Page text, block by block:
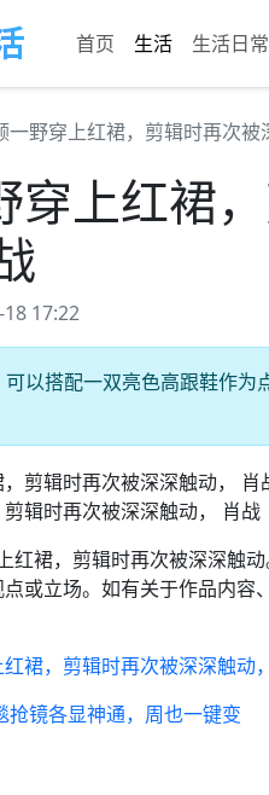
首页 生活 生活日常
一野穿上红裙，剪辑时再次被
穿上红裙
17:22
以搭配一双亮色高跟鞋作
辑时再次被深深触动， 肖战
红裙，剪辑时再次被深深触
或立场。如有关于作品内
裙，剪辑时再次被深深触动
抢镜各显神通，周也一键变